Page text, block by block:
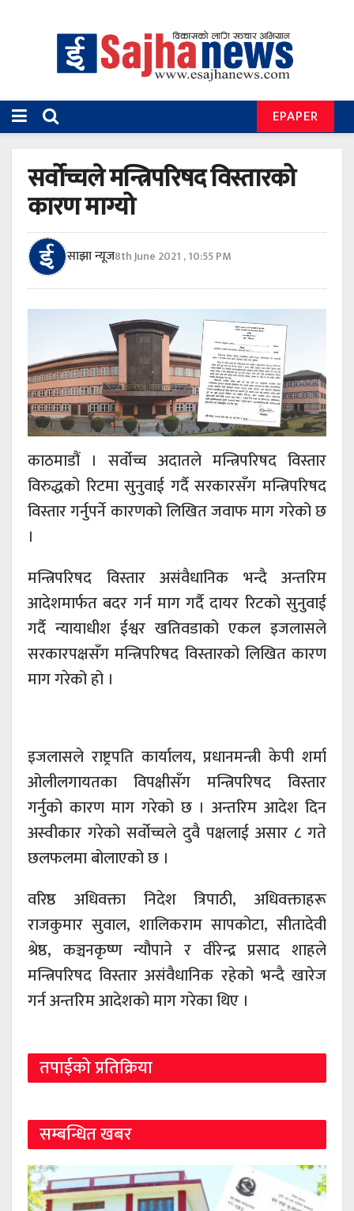
EPAPER
सर्वोच्चले मन्त्रिपरिषद विस्तारको
कारण माग्यो
साझा न्यूज8th June 2021 , 10:55 PM
काठमाडौं । सर्वोच्च अदातले मन्त्रिपरिषद विस्तार
विरुद्धको रिटमा सुनुवाई गर्दै सरकारसँग मन्त्रिपरिषद
विस्तार गर्नुपर्ने कारणको लिखित जवाफ माग गरेको छ
।
मन्त्रिपरिषद विस्तार असंवैधानिक भन्दै अन्तरिम
आदेशमार्फत बदर गर्न माग गर्दै दायर रिटको सुनुवाई
गर्दै न्यायाधीश ईश्वर खतिवडाको एकल इजलासले
सरकारपक्षसँग मन्त्रिपरिषद विस्तारको लिखित कारण
माग गरेको हो ।
इजलासले राष्ट्रपति कार्यालय, प्रधानमन्त्री केपी शर्मा
ओलीलगायतका विपक्षीसँग मन्त्रिपरिषद विस्तार
गर्नुको कारण माग गरेको छ । अन्तरिम आदेश दिन
अस्वीकार गरेको सर्वोच्चले दुवै पक्षलाई असार ८ गते
छलफलमा बोलाएको छ ।
वरिष्ठ अधिवक्ता निदेश त्रिपाठी, अधिवक्ताहरू
राजकुमार सुवाल, शालिकराम सापकोटा, सीतादेवी
श्रेष्ठ, कञ्चनकृष्ण न्यौपाने र वीरेन्द्र प्रसाद शाहले
मन्त्रिपरिषद विस्तार असंवैधानिक रहेको भन्दै खारेज
गर्न अन्तरिम आदेशको माग गरेका थिए ।
तपाईको प्रतिक्रिया
सम्बन्धित खबर